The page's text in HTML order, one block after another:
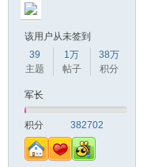
该用户从未签到
39
主题
1万
帖子
38万
积分
军长
积分 382702